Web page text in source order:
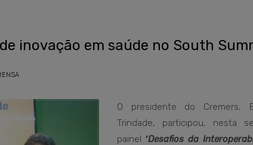
inovação em saúde no South
O presidente do Cremers,
Trindade, participou, nesta
painel‘Desafios da